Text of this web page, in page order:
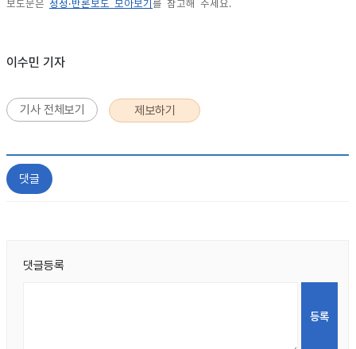
보도문은 정정·반론보도 모아보기 를 참고해 주세요.
이수민 기자
기사 전체보기 제보하기
댓글
댓글등록